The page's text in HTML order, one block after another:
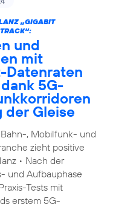
„GIGABIT
und
mit
Datenraten
5G-
der Gleise
, Mobilfunk- und
zieht positive
• Nach der
und Aufbauphase
Tests mit
erstem 5G-